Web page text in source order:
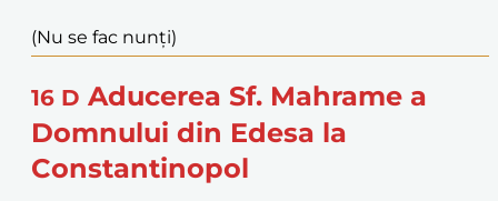
(Nu se fac nunți)
16 D Aducerea Sf. Mahrame a
Domnului din Edesa la
Constantinopol